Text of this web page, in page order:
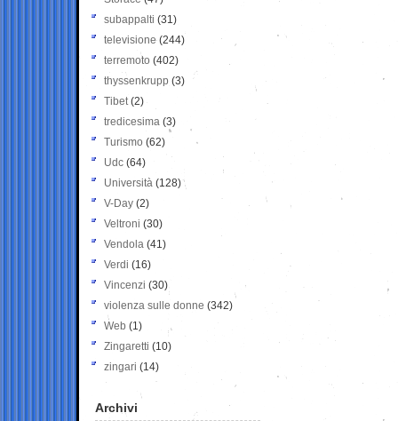
subappalti (31)
televisione(244)
terremoto (402)
thyssenkrupp (3)
Tibet(2)
tredicesima (3)
Turismo (62)
Udc (64)
Università (128)
V-Day (2)
Veltroni (30)
Vendola (41)
Verdi (16)
Vincenzi (30)
violenza sulle donne (342)
Web (1)
Zingaretti (10)
zingari (14)
Archivi